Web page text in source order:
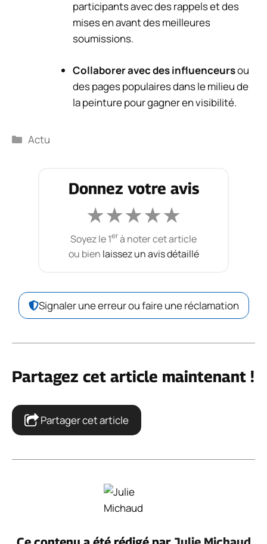
participants avec des rappels et des
mises en avant des meilleures
soumissions.
Collaborer avec des influenceursou
des pages populaires dans le milieu de
la peinture pour gagner en visibilité.
Catégories
Actu
Donnez votre avis
★★★★★
Soyez le 1erà noter cet article
ou bien laissez un avis détaillé
Signaler une erreur ou faire une réclamation
Partagez cet article maintenant !
Partager cet article